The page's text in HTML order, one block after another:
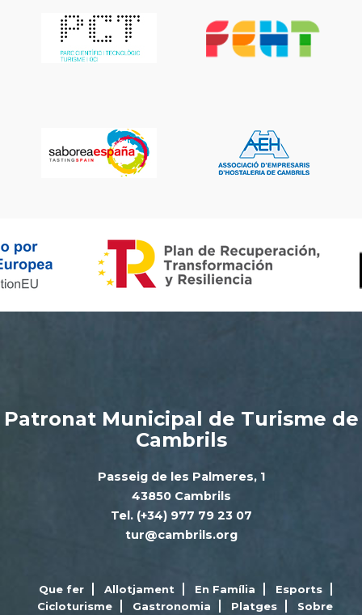
Patronat Municipal de Turisme de
Cambrils
Passeig de les Palmeres, 1
43850 Cambrils
Tel. (+34) 977 79 23 07
tur@cambrils.org
Que fer Allotjament En Família
Esports
Cicloturisme
Gastronomia Platges Sobre